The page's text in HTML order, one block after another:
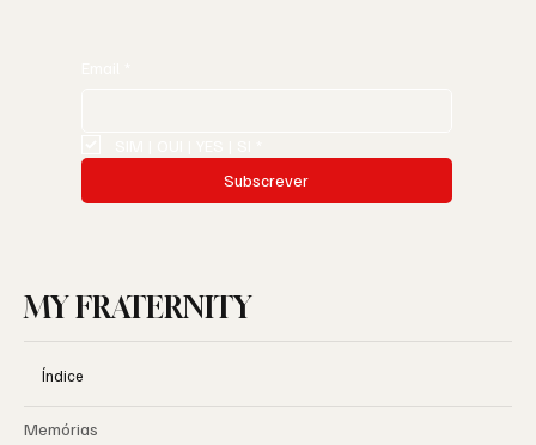
Subscrever
MY FRATERNITY
Índice
Memórias